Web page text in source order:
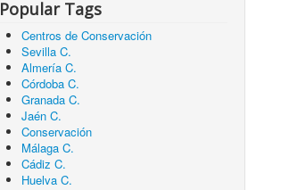
Popular Tags
Centros de Conservación
Sevilla C.
Almería C.
Córdoba C.
Granada C.
Jaén C.
Conservación
Málaga C.
Cádiz C.
Huelva C.